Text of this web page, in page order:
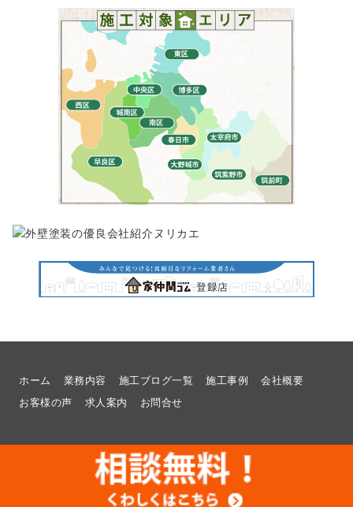
ホーム 業務内容 施工ブログ一覧 施工事例
会社概要
お客様の声
求人案内 お問合せ
福岡県福岡市でリフォームのことなら想いを形に工房へ |
福岡県福岡市でリフォームのことなら想いを形に工房へ